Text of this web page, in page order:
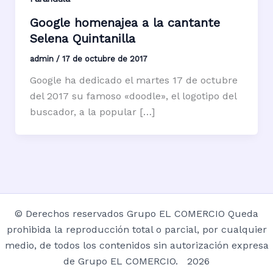
Google homenajea a la cantante
Selena Quintanilla
admin / 17 de octubre de 2017
Google ha dedicado el martes 17 de octubre
del 2017 su famoso «doodle», el logotipo del
buscador, a la popular […]
© Derechos reservados Grupo EL COMERCIO Queda
prohibida la reproducción total o parcial, por cualquier
medio, de todos los contenidos sin autorización expresa
de Grupo EL COMERCIO. 2026